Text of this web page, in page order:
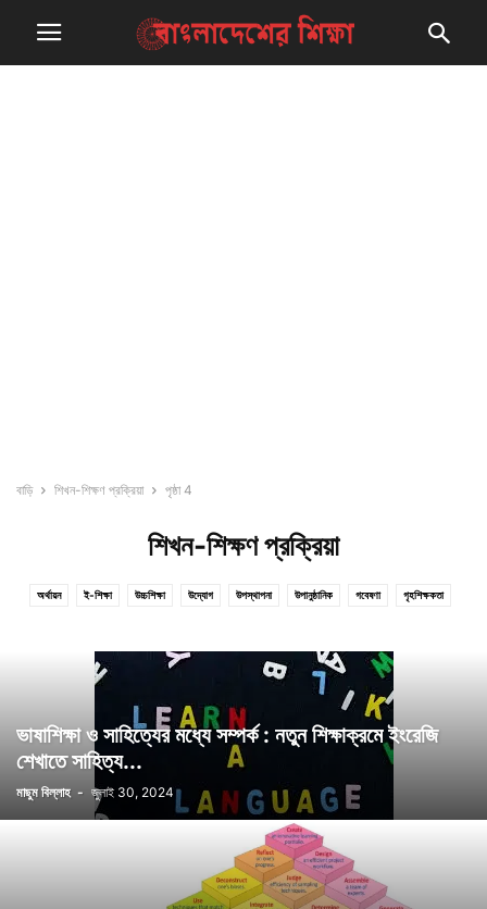
বাড়ি শিখন-শিক্ষণ প্রক্রিয়া পৃষ্ঠা 4
শিখন-শিক্ষণ প্রক্রিয়া
অর্থায়ন ই-শিক্ষা উচ্চশিক্ষা উদ্যোগ উপস্থাপনা উপানুষ্ঠানিক গবেষণা গৃহশিক্ষকতা
প্রাকশৈশব উন্নয়ন ও প্রাকপ্রাথমিক শিক্ষা প্রাথমিক শিক্ষা বয়স্ক শিক্ষা বিজ্ঞান শিক্ষা
ভাষা শিক্ষা শিক্ষা ও অভিজ্ঞতা শিক্ষা ও নৈতিকতা
শিক্ষা ও রাজনীতি শিক্ষাক্রম ও পুস্তক শিক্ষাব্যবস্থা
শিক্ষায় তথ্য, যোগাযোগ প্রযুক্তি ও কম্পিউটার শিক্ষার ইতিহাস শিক্ষার নীতি শিখন-শিক্ষণ প্রক্রিয়া
ভাষাশিক্ষা ও সাহিত্যের মধ্যে সম্পর্ক : নতুন শিক্ষাক্রমে ইংরেজি
শেখাতে সাহিত্য...
মাছুম বিল্লাহ - জুলাই 30, 2024